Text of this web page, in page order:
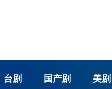
台剧 国产剧 美剧